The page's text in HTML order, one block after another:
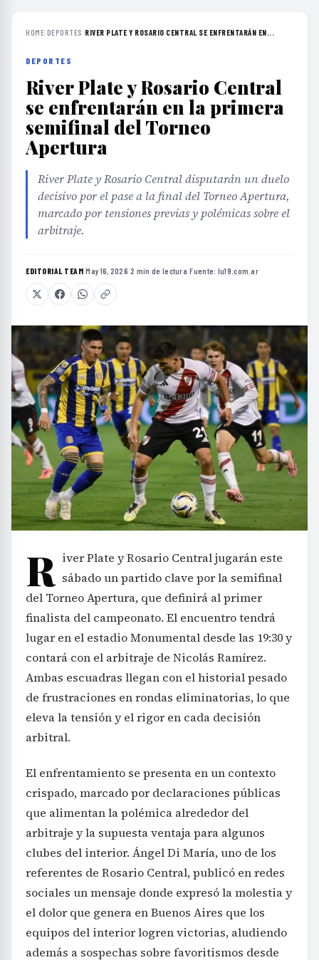
HOME›DEPORTES ›RIVER PLATE Y ROSARIO CENTRAL SE ENFRENTARÁN EN...
DEPORTES
River Plate y Rosario Central
se enfrentarán en la primera
semifinal del Torneo
Apertura
River Plate y Rosario Central disputarán un duelo
decisivo por el pase a la final del Torneo Apertura,
marcado por tensiones previas y polémicas sobre el
arbitraje.
EDITORIAL TEAM·May 16, 2026·2 min de lectura·Fuente: lu19.com.ar
R iver Plate y Rosario Central jugarán este
sábado un partido clave por la semifinal
del Torneo Apertura, que definirá al primer
finalista del campeonato. El encuentro tendrá
lugar en el estadio Monumental desde las 19:30 y
contará con el arbitraje de Nicolás Ramírez.
Ambas escuadras llegan con el historial pesado
de frustraciones en rondas eliminatorias, lo que
eleva la tensión y el rigor en cada decisión
arbitral.
El enfrentamiento se presenta en un contexto
crispado, marcado por declaraciones públicas
que alimentan la polémica alrededor del
arbitraje y la supuesta ventaja para algunos
clubes del interior. Ángel Di María, uno de los
referentes de Rosario Central, publicó en redes
sociales un mensaje donde expresó la molestia y
el dolor que genera en Buenos Aires que los
equipos del interior logren victorias, aludiendo
además a sospechas sobre favoritismos desde